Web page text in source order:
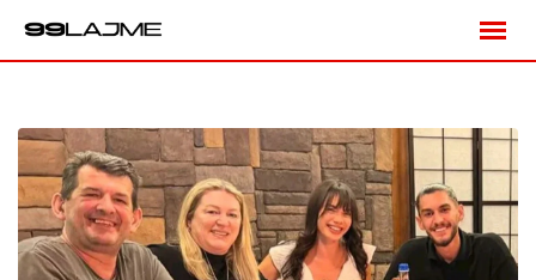
Skip
to
content